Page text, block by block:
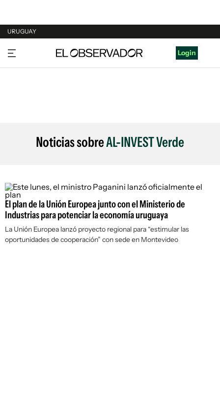
URUGUAY
URUGUAY
ARGENTINA
Login
Noticias sobreAL-INVEST Verde
El plan de la Unión Europea junto con el Ministerio de
Industrias para potenciar la economía uruguaya
La Unión Europea lanzó proyecto regional para “estimular las
oportunidades de cooperación” con sede en Montevideo